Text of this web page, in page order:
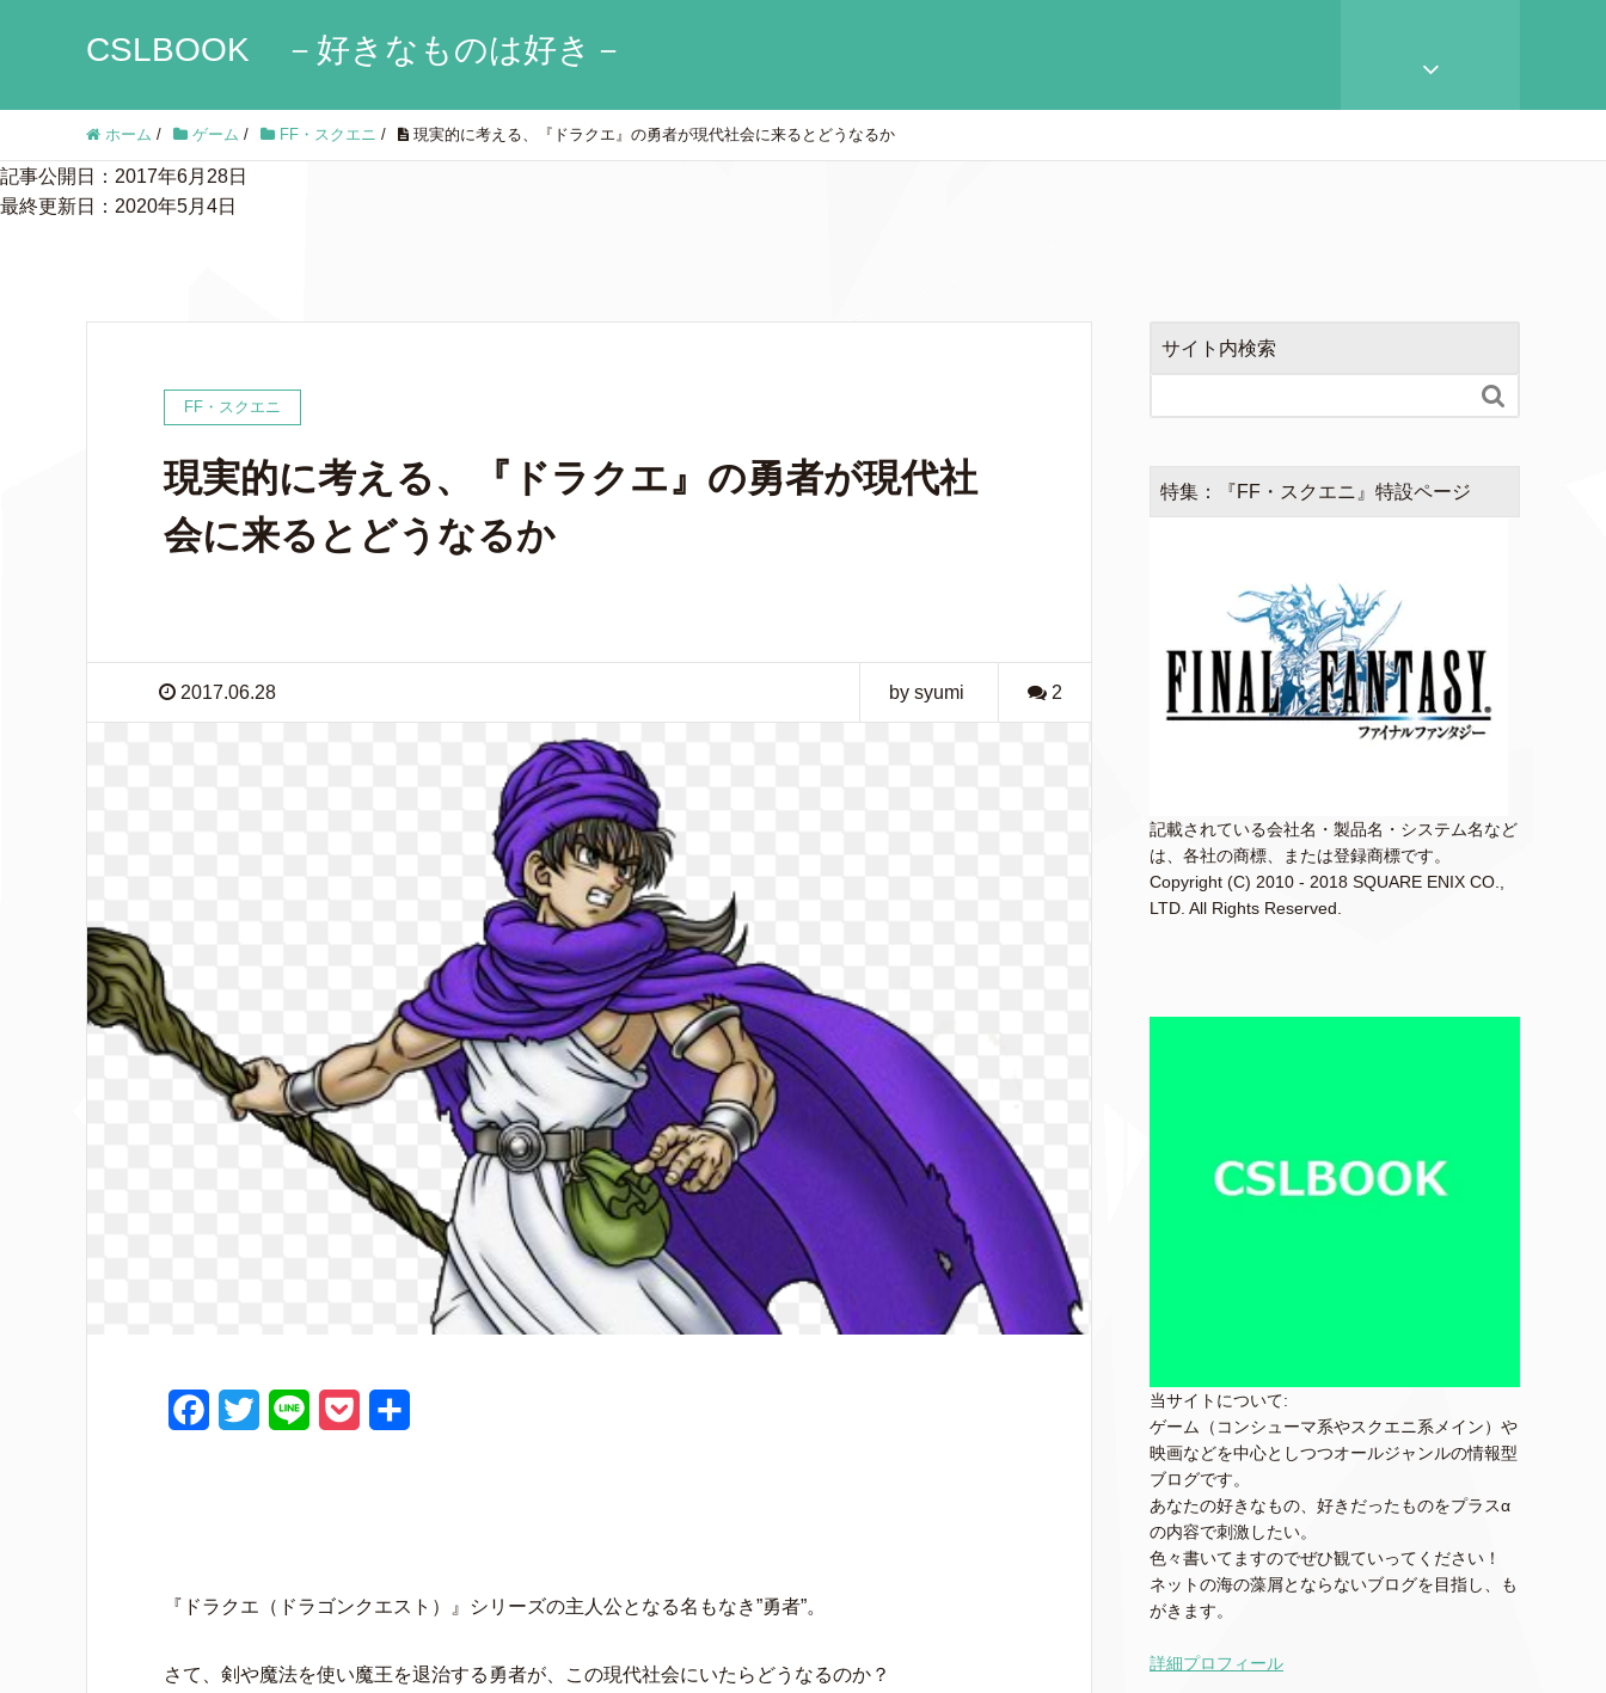
CSLBOOK －好きなものは好き－
ホーム / ゲーム / FF・スクエニ / 現実的に考える、『ドラクエ』の勇者が現代社会に来るとどうなるか
記事公開日：2017年6月28日
最終更新日：2020年5月4日
FF・スクエニ
現実的に考える、『ドラクエ』の勇者が現代社
会に来るとどうなるか
2017.06.28 by syumi 2
o
t
『ドラクエ（ドラゴンクエスト）』シリーズの主人公となる名もなき”勇者”。
さて、剣や魔法を使い魔王を退治する勇者が、この現代社会にいたらどうなるのか？
サイト内検索

特集：『FF・スクエニ』特設ページ
記載されている会社名・製品名・システム名など
は、各社の商標、または登録商標です。
Copyright (C) 2010 - 2018 SQUARE ENIX CO.,
LTD. All Rights Reserved.
当サイトについて:
ゲーム（コンシューマ系やスクエニ系メイン）や
映画などを中心としつつオールジャンルの情報型
ブログです。
あなたの好きなもの、好きだったものをプラスα
の内容で刺激したい。
色々書いてますのでぜひ観ていってください！
ネットの海の藻屑とならないブログを目指し、も
がきます。
詳細プロフィール